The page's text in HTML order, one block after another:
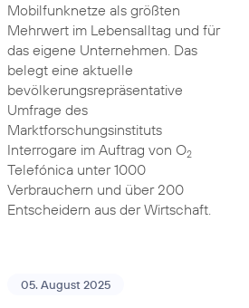
Mobilfunknetze als größten
Mehrwert im Lebensalltag und für
das eigene Unternehmen. Das
belegt eine aktuelle
bevölkerungsrepräsentative
Umfrage des
Marktforschungsinstituts
Interrogare im Auftrag von O2
Telefónica unter 1000
Verbrauchern und über 200
Entscheidern aus der Wirtschaft.
05. August 2025